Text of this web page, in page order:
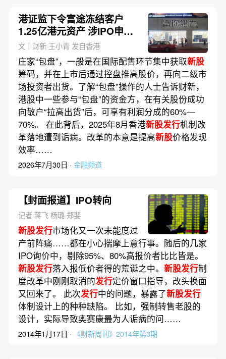
港证监下令富途冻结客户
1.25亿港元资产 涉IPO申购
分配
文｜财新 王小青 发自香港
庄家“包盘”，一般是在国际配售环节集中获取新股
筹码，并在上市后通过控盘推高股价，再向二级市
场投资者出货。了解“包盘”操作的人士告诉财新，
港股中一些参与“包盘”的资金方，在有关股份成功
向散户“拉高出货”后，可享有利润分成的60%—
70%。 在此背后，2025年8月香港新股发行机制改
革落地遭到诟病。改革的本意是提高新股价格发现
效率……
2026年7月30日 · 金融频道
【封面报道】IPO转向
记者 蒋飞 杨璐 郑斐
新股发行市场化又一次未能度过
产前阵痛……都在小心揣摩上意行事。随后的几家
IPO询价中，剔除95%、80%高报价者比比皆是。
新股发行落入报低价者得的荒诞之中。 新股发行制
度改革中刚刚取消的发行定价窗口指导，改头换面
又回来了。 此次发行中的问题，暴露了新股发行
体制设计上的种种缺陷。 比如，强制转售老股的
设计，实际导致奥赛康最为人诟病的问……
2014年1月17日 · 《财新周刊》2014年第3期